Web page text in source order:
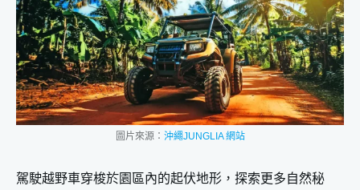
圖片來源： 沖繩JUNGLIA 網站
駕駛越野車穿梭於園區內的起伏地形，探索更多自然秘